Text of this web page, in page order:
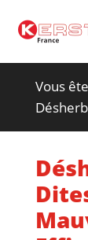
Vous